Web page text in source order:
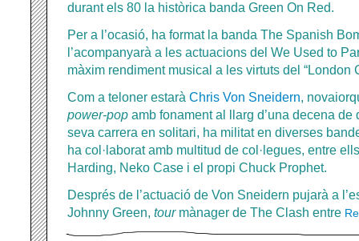
durant els 80 la històrica banda Green On Red.
Per a l’ocasió, ha format la banda The Spanish
l’acompanyarà a les actuacions del We Used to
màxim rendiment musical a les virtuts del “London
Com a teloner estarà Chris Von Sneidern,
power-pop amb fonament al llarg d’una decena de
seva carrera en solitari, ha militat en diverses
ha col·laborat amb multitud de col·legues, entre
Harding, Neko Case i el propi Chuck Prophet.
Després de l’actuació de Von Sneidern pujarà a
Johnny Green, tourmànager de The Clash entre